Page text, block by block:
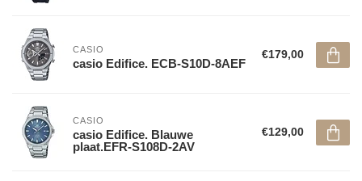
CASIO
casio Edifice. ECB-S10D-8AEF
€179,00
CASIO
casio Edifice. Blauwe
plaat.EFR-S108D-2AV
€129,00